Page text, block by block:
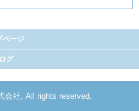
ページ
グ
社, All rights reserved.